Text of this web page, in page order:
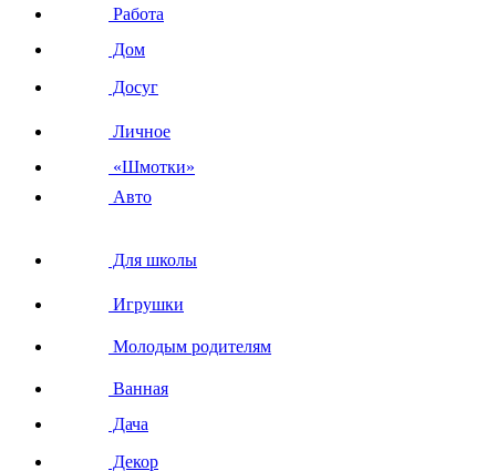
Работа
Дом
Досуг
Личное
«Шмотки»
Авто
Для школы
Игрушки
Молодым родителям
Ванная
Дача
Декор